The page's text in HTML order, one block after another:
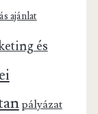
ajánlat
és
pályázat